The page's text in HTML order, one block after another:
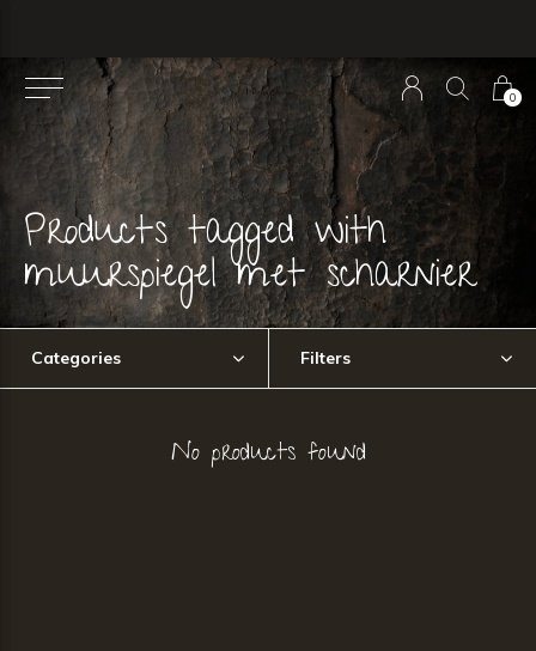
0
Products tagged with
muurspiegel met scharnier
Categories Filters
No products found